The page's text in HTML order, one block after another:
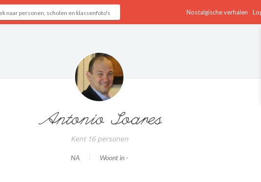
Nostalgische verhalen
Antonio Soares
Kent 16 personen
NA Woont in -